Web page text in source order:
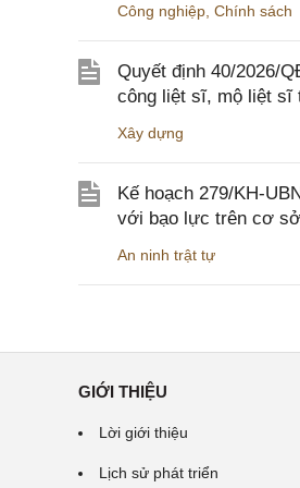
Công nghiệp Chính sách
Quyết định 40/2026/
công liệt sĩ, mộ liệt sĩ
Xây dựng
Kế hoạch 279/KH-
với bạo lực trên cơ
An ninh trật tự
GIỚI THIỆU
Lời giới thiệu
Lịch sử phát triển